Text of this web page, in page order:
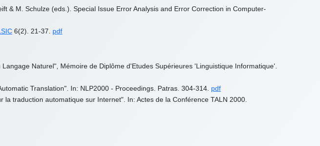
& M. Schulze (eds.). Special Issue Error Analysis and Error Correction in Computer-
6(2). 21-37. pdf
Naturel", Mémoire de Diplôme d'Etudes Supérieures 'Linguistique Informatique'.
Translation". In: NLP2000 - Proceedings. Patras. 304-314. pdf
traduction automatique sur Internet". In: Actes de la Conférence TALN 2000.